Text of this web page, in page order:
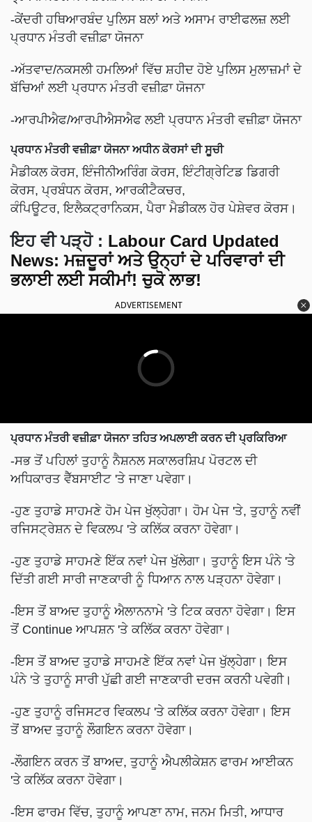
-ਕੇਂਦਰੀ ਹਥਿਆਰਬੰਦ ਪੁਲਿਸ ਬਲਾਂ ਅਤੇ ਅਸਾਮ ਰਾਈਫਲਜ਼ ਲਈ
ਪ੍ਰਧਾਨ ਮੰਤਰੀ ਵਜ਼ੀਫ਼ਾ ਯੋਜਨਾ
-ਅੱਤਵਾਦ/ਨਕਸਲੀ ਹਮਲਿਆਂ ਵਿੱਚ ਸ਼ਹੀਦ ਹੋਏ ਪੁਲਿਸ ਮੁਲਾਜ਼ਮਾਂ ਦੇ
ਬੱਚਿਆਂ ਲਈ ਪ੍ਰਧਾਨ ਮੰਤਰੀ ਵਜ਼ੀਫ਼ਾ ਯੋਜਨਾ
-ਆਰਪੀਐਫ/ਆਰਪੀਐਸਐਫ ਲਈ ਪ੍ਰਧਾਨ ਮੰਤਰੀ ਵਜ਼ੀਫ਼ਾ ਯੋਜਨਾ
ਪ੍ਰਧਾਨ ਮੰਤਰੀ ਵਜ਼ੀਫ਼ਾ ਯੋਜਨਾ ਅਧੀਨ ਕੋਰਸਾਂ ਦੀ ਸੂਚੀ
ਮੈਡੀਕਲ ਕੋਰਸ, ਇੰਜੀਨੀਅਰਿੰਗ ਕੋਰਸ, ਇੰਟੀਗ੍ਰੇਟਿਡ ਡਿਗਰੀ
ਕੋਰਸ, ਪ੍ਰਬੰਧਨ ਕੋਰਸ, ਆਰਕੀਟੈਕਚਰ,
ਕੰਪਿਊਟਰ, ਇਲੈਕਟ੍ਰਾਨਿਕਸ, ਪੈਰਾ ਮੈਡੀਕਲ ਹੋਰ ਪੇਸ਼ੇਵਰ ਕੋਰਸ।
ਇਹ ਵੀ ਪੜ੍ਹੋ : Labour Card Updated
News: ਮਜ਼ਦੂਰਾਂ ਅਤੇ ਉਨ੍ਹਾਂ ਦੇ ਪਰਿਵਾਰਾਂ ਦੀ
ਭਲਾਈ ਲਈ ਸਕੀਮਾਂ! ਚੁਕੋ ਲਾਭ!
ADVERTISEMENT
ਪ੍ਰਧਾਨ ਮੰਤਰੀ ਵਜ਼ੀਫ਼ਾ ਯੋਜਨਾ ਤਹਿਤ ਅਪਲਾਈ ਕਰਨ ਦੀ ਪ੍ਰਕਿਰਿਆ
-ਸਭ ਤੋਂ ਪਹਿਲਾਂ ਤੁਹਾਨੂੰ ਨੈਸ਼ਨਲ ਸਕਾਲਰਸ਼ਿਪ ਪੋਰਟਲ ਦੀ
ਅਧਿਕਾਰਤ ਵੈੱਬਸਾਈਟ 'ਤੇ ਜਾਣਾ ਪਵੇਗਾ।
-ਹੁਣ ਤੁਹਾਡੇ ਸਾਹਮਣੇ ਹੋਮ ਪੇਜ ਖੁੱਲ੍ਹੇਗਾ। ਹੋਮ ਪੇਜ 'ਤੇ, ਤੁਹਾਨੂੰ ਨਵੀਂ
ਰਜਿਸਟ੍ਰੇਸ਼ਨ ਦੇ ਵਿਕਲਪ 'ਤੇ ਕਲਿੱਕ ਕਰਨਾ ਹੋਵੇਗਾ।
-ਹੁਣ ਤੁਹਾਡੇ ਸਾਹਮਣੇ ਇੱਕ ਨਵਾਂ ਪੇਜ ਖੁੱਲੇਗਾ। ਤੁਹਾਨੂੰ ਇਸ ਪੰਨੇ 'ਤੇ
ਦਿੱਤੀ ਗਈ ਸਾਰੀ ਜਾਣਕਾਰੀ ਨੂੰ ਧਿਆਨ ਨਾਲ ਪੜ੍ਹਨਾ ਹੋਵੇਗਾ।
-ਇਸ ਤੋਂ ਬਾਅਦ ਤੁਹਾਨੂੰ ਐਲਾਨਨਾਮੇ 'ਤੇ ਟਿਕ ਕਰਨਾ ਹੋਵੇਗਾ। ਇਸ
ਤੋਂ Continue ਆਪਸ਼ਨ 'ਤੇ ਕਲਿੱਕ ਕਰਨਾ ਹੋਵੇਗਾ।
-ਇਸ ਤੋਂ ਬਾਅਦ ਤੁਹਾਡੇ ਸਾਹਮਣੇ ਇੱਕ ਨਵਾਂ ਪੇਜ ਖੁੱਲ੍ਹੇਗਾ। ਇਸ
ਪੰਨੇ 'ਤੇ ਤੁਹਾਨੂੰ ਸਾਰੀ ਪੁੱਛੀ ਗਈ ਜਾਣਕਾਰੀ ਦਰਜ ਕਰਨੀ ਪਵੇਗੀ।
-ਹੁਣ ਤੁਹਾਨੂੰ ਰਜਿਸਟਰ ਵਿਕਲਪ 'ਤੇ ਕਲਿੱਕ ਕਰਨਾ ਹੋਵੇਗਾ। ਇਸ
ਤੋਂ ਬਾਅਦ ਤੁਹਾਨੂੰ ਲੌਗਇਨ ਕਰਨਾ ਹੋਵੇਗਾ।
-ਲੌਗਇਨ ਕਰਨ ਤੋਂ ਬਾਅਦ, ਤੁਹਾਨੂੰ ਐਪਲੀਕੇਸ਼ਨ ਫਾਰਮ ਆਈਕਨ
'ਤੇ ਕਲਿੱਕ ਕਰਨਾ ਹੋਵੇਗਾ।
-ਇਸ ਫਾਰਮ ਵਿੱਚ, ਤੁਹਾਨੂੰ ਆਪਣਾ ਨਾਮ, ਜਨਮ ਮਿਤੀ, ਆਧਾਰ